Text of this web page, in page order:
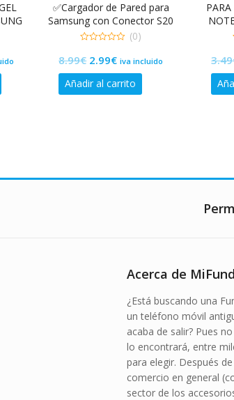
producto
✅Cargador de Pared para
Samsung con Conector S20
Pin
de
5
(0)
8.99€ El
precio
original
2.99€El
precio
actual
iva incluido
Añadir al carrito
3.49
Acerca de
¿Está buscando una
un teléfono móvil
acaba de salir? Pues
lo encontrará, entre
para elegir. Después
comercio en general
sector de los